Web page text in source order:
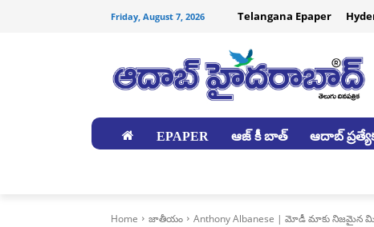
Friday, August 7, 2026 Telangana Epaper
EPAPER ఆజ్ కీ బాత్ ఆదాబ్
Home జాతీయం Anthony Albanese | మోడీ మాకు నిజమైన